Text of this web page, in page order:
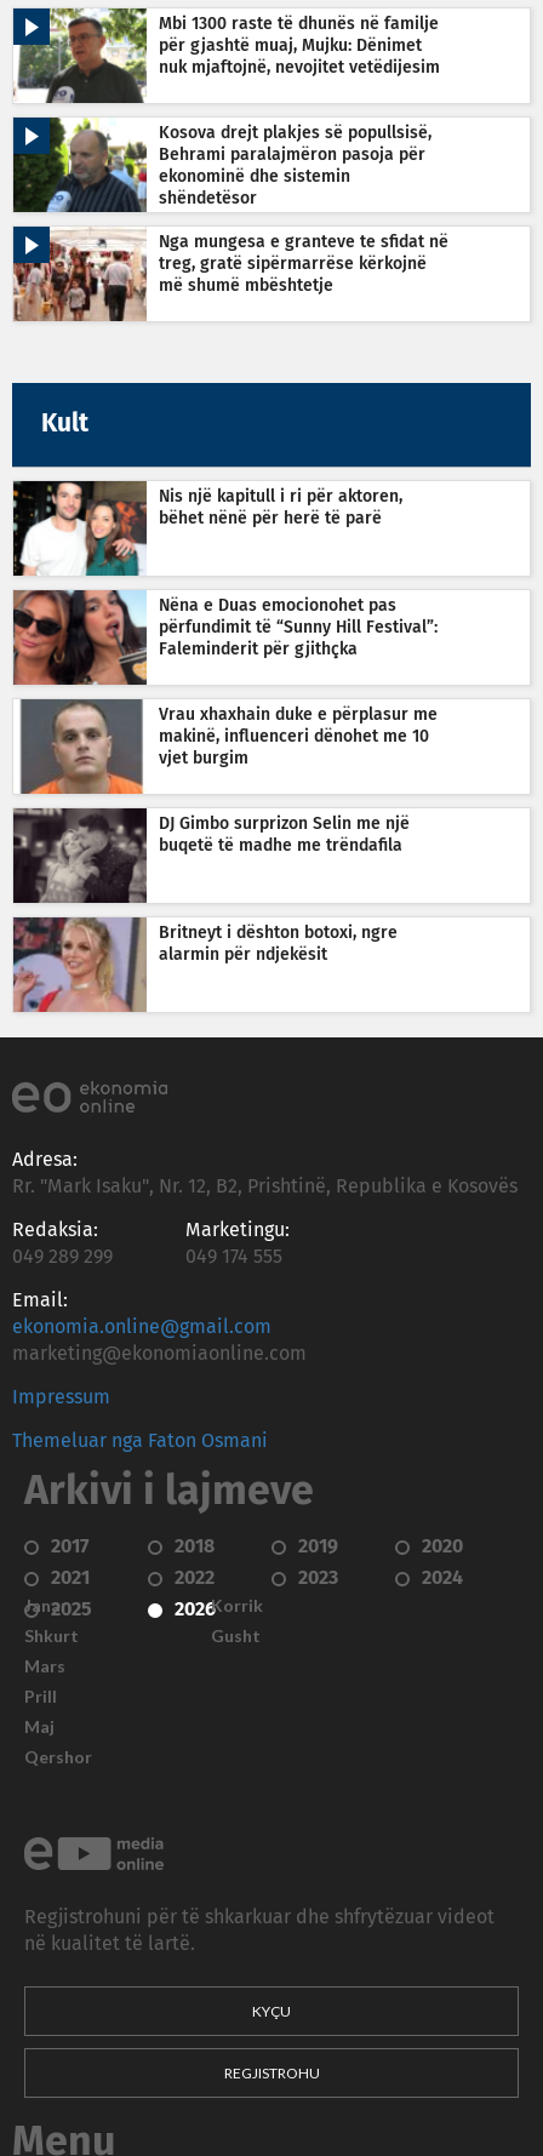
Mbi 1300 raste të dhunës në familje
për gjashtë muaj, Mujku: Dënimet
nuk mjaftojnë, nevojitet vetëdijesim
Kosova drejt plakjes së popullsisë,
Behrami paralajmëron pasoja për
ekonominë dhe sistemin
shëndetësor
Nga mungesa e granteve te sfidat në
treg, gratë sipërmarrëse kërkojnë
më shumë mbështetje
Kult
Nis një kapitull i ri për aktoren,
bëhet nënë për herë të parë
Nëna e Duas emocionohet pas
përfundimit të “Sunny Hill Festival”:
Faleminderit për gjithçka
Vrau xhaxhain duke e përplasur me
makinë, influenceri dënohet me 10
vjet burgim
DJ Gimbo surprizon Selin me një
buqetë të madhe me trëndafila
Britneyt i dështon botoxi, ngre
alarmin për ndjekësit
Adresa:
Rr. "Mark Isaku", Nr. 12, B2, Prishtinë, Republika e Kosovës
Redaksia:
049 289 299
Marketingu:
049 174 555
Email:
ekonomia.online@gmail.com
marketing@ekonomiaonline.com
Impressum
Themeluar nga Faton Osmani
Arkivi i lajmeve
2017 2018 2019
2020
2021
2022 2023
2024
2025
2026
Janar
Shkurt
Mars
Prill
Maj
Qershor
Korrik
Gusht
Regjistrohuni për të shkarkuar dhe shfrytëzuar videot
në kualitet të lartë.
KYÇU
REGJISTROHU
Menu